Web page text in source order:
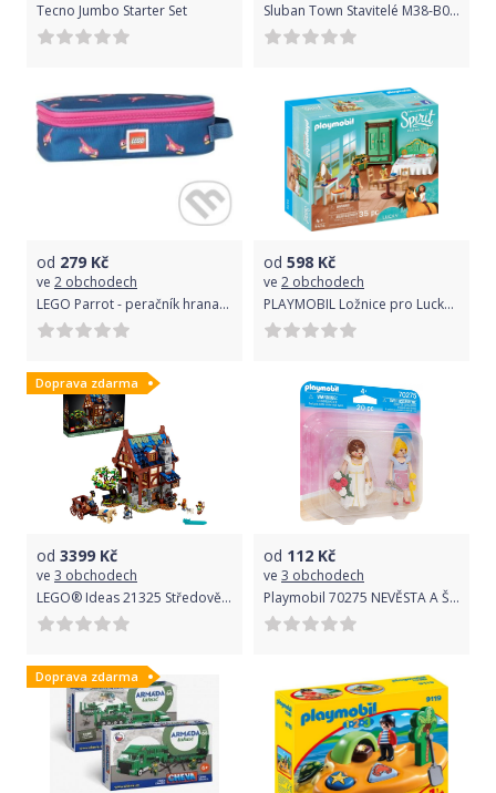
Tecno Jumbo Starter Set
Sluban Town Stavitelé M38-B0377B Malý Bagr / nakládač
od 279 Kč
ve 2 obchodech
LEGO Parrot - peračník hranatý - LEGO
od 598 Kč
ve 2 obchodech
PLAYMOBIL Ložnice pro Lucky 9476
Doprava zdarma
od 3399 Kč
ve 3 obchodech
LEGO® Ideas 21325 Středověká kovárna
od 112 Kč
ve 3 obchodech
Playmobil 70275 NEVĚSTA A ŠVADLENA
Doprava zdarma